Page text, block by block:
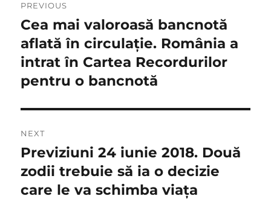
în
articole
PREVIOUS
Previous
post:
Cea mai valoroasă bancnotă
aflată în circulaţie. România a
intrat în Cartea Recordurilor
pentru o bancnotă
NEXT
Next
post:
Previziuni 24 iunie 2018. Două
zodii trebuie să ia o decizie
care le va schimba viața